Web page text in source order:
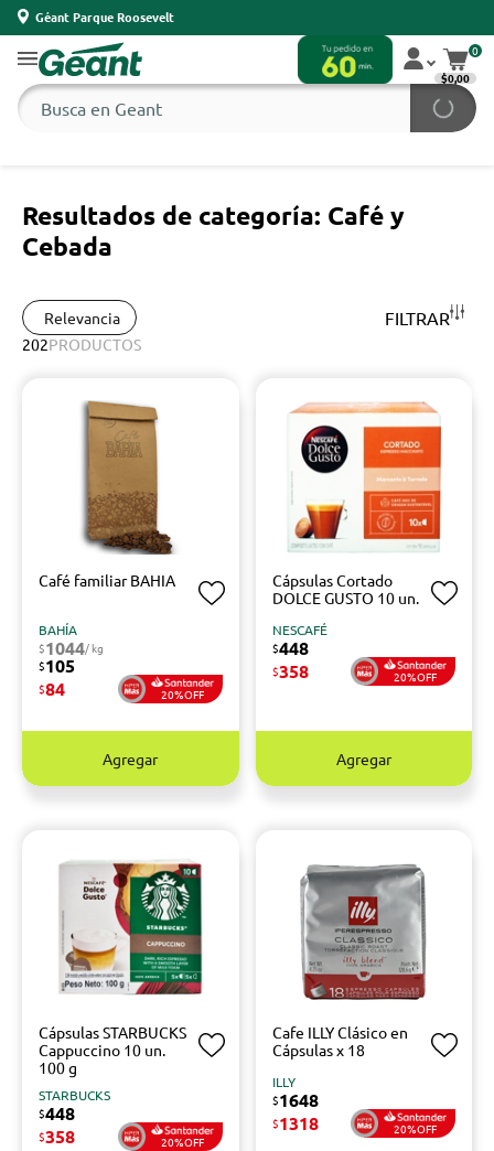
Géant Parque Roosevelt
0
$0,00
Resultados de categoría: Café y
Cebada
Relevancia FILTRAR
202PRODUCTOS
Café familiar BAHIA
BAHÍA
$1044/ kg
$105
$84 20%OFF
Agregar
Cápsulas Cortado
DOLCE GUSTO 10 un.
NESCAFÉ
$448
$358 20%OFF
Agregar
Cápsulas STARBUCKS
Cappuccino 10 un.
100 g
STARBUCKS
$448
$358 20%OFF
Cafe ILLY Clásico en
Cápsulas x 18
ILLY
$1648
$1318 20%OFF